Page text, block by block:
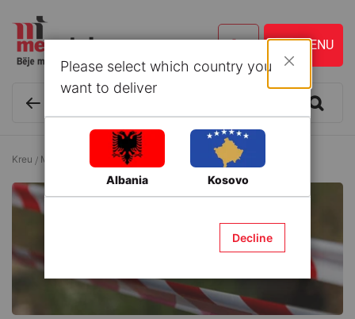
Kreu Materiale ndërtimi Sinjalistikë Shirita kufizues
Please select which country you
want to deliver
Albania Kosovo
Decline